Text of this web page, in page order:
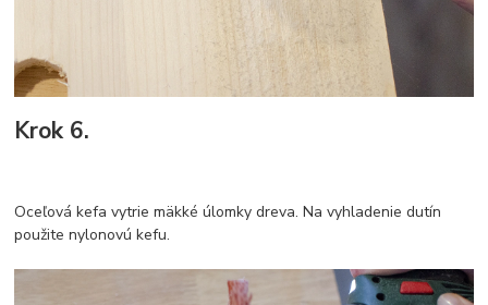
Krok 6.
Oceľová kefa vytrie mäkké úlomky dreva. Na vyhladenie dutín
použite nylonovú kefu.